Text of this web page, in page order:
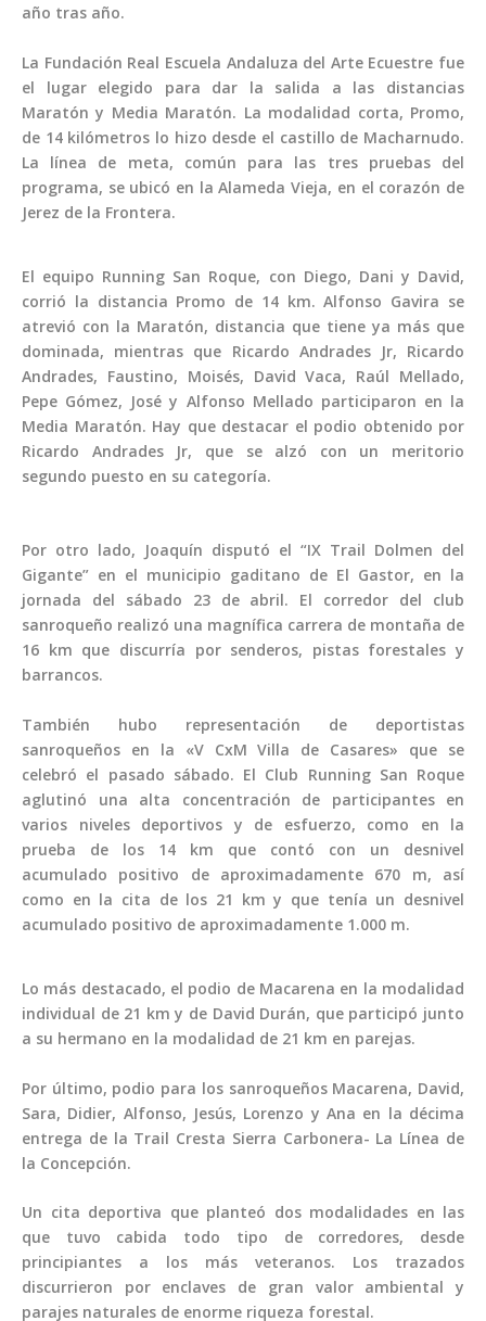
año tras año.
La Fundación Real Escuela Andaluza del Arte Ecuestre fue
el lugar elegido para dar la salida a las distancias
Maratón y Media Maratón. La modalidad corta, Promo,
de 14 kilómetros lo hizo desde el castillo de Macharnudo.
La línea de meta, común para las tres pruebas del
programa, se ubicó en la Alameda Vieja, en el corazón de
Jerez de la Frontera.
El equipo Running San Roque, con Diego, Dani y David,
corrió la distancia Promo de 14 km. Alfonso Gavira se
atrevió con la Maratón, distancia que tiene ya más que
dominada, mientras que Ricardo Andrades Jr, Ricardo
Andrades, Faustino, Moisés, David Vaca, Raúl Mellado,
Pepe Gómez, José y Alfonso Mellado participaron en la
Media Maratón. Hay que destacar el podio obtenido por
Ricardo Andrades Jr, que se alzó con un meritorio
segundo puesto en su categoría.
Por otro lado, Joaquín disputó el “IX Trail Dolmen del
Gigante” en el municipio gaditano de El Gastor, en la
jornada del sábado 23 de abril. El corredor del club
sanroqueño realizó una magnífica carrera de montaña de
16 km que discurría por senderos, pistas forestales y
barrancos.
También hubo representación de deportistas
sanroqueños en la «V CxM Villa de Casares» que se
celebró el pasado sábado. El Club Running San Roque
aglutinó una alta concentración de participantes en
varios niveles deportivos y de esfuerzo, como en la
prueba de los 14 km que contó con un desnivel
acumulado positivo de aproximadamente 670 m, así
como en la cita de los 21 km y que tenía un desnivel
acumulado positivo de aproximadamente 1.000 m.
Lo más destacado, el podio de Macarena en la modalidad
individual de 21 km y de David Durán, que participó junto
a su hermano en la modalidad de 21 km en parejas.
Por último, podio para los sanroqueños Macarena, David,
Sara, Didier, Alfonso, Jesús, Lorenzo y Ana en la décima
entrega de la Trail Cresta Sierra Carbonera- La Línea de
la Concepción.
Un cita deportiva que planteó dos modalidades en las
que tuvo cabida todo tipo de corredores, desde
principiantes a los más veteranos. Los trazados
discurrieron por enclaves de gran valor ambiental y
parajes naturales de enorme riqueza forestal.